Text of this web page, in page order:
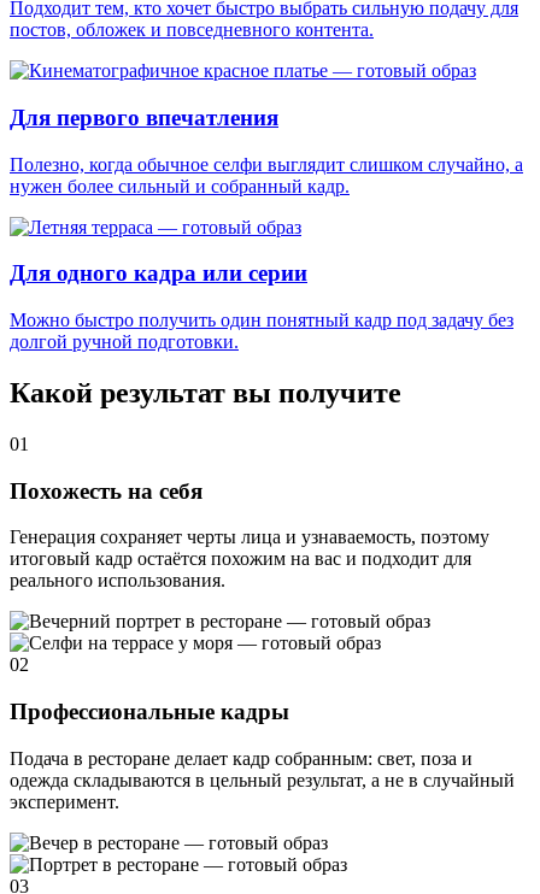
Подходит тем, кто хочет быстро выбрать сильную подачу для
постов, обложек и повседневного контента.
Для первого впечатления
Полезно, когда обычное селфи выглядит слишком случайно, а
нужен более сильный и собранный кадр.
Для одного кадра или серии
Можно быстро получить один понятный кадр под задачу без
долгой ручной подготовки.
Какой результат вы получите
01
Похожесть на себя
Генерация сохраняет черты лица и узнаваемость, поэтому
итоговый кадр остаётся похожим на вас и подходит для
реального использования.
02
Профессиональные кадры
Подача в ресторане делает кадр собранным: свет, поза и
одежда складываются в цельный результат, а не в случайный
эксперимент.
03